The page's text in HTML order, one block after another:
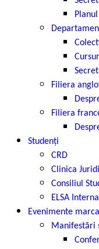
Filiera
Filiera
Studenți
CRD
Clinica
Consiliul
ELSA
Evenimente
Manifestări